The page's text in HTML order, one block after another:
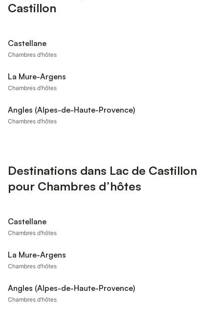
Castillon
Castellane
Chambres d’hôtes
La Mure-Argens
Chambres d’hôtes
Angles (Alpes-de-Haute-Provence)
Chambres d’hôtes
Destinations dans Lac de Castillon
pour Chambres d’hôtes
Castellane
Chambres d’hôtes
La Mure-Argens
Chambres d’hôtes
Angles (Alpes-de-Haute-Provence)
Chambres d’hôtes